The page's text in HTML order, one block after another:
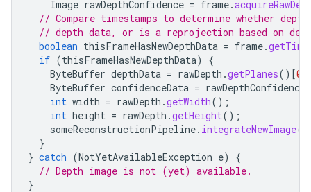
Image rawDepthConfidence = frame.
// Compare timestamps to determine whether
// depth data, or is a reprojection based on
boolean thisFrameHasNewDepthData = frame.
if (thisFrameHasNewDepthData)
{
ByteBuffer depthData = rawDepth .getPlanes() [0
ByteBuffer confidenceData = rawDepthConfidence
int width = rawDepth .getWidth();
int height = rawDepth .getHeight();
someReconstructionPipeline. integrateNewImage(
}
} catch (NotYetAvailableException e)
{
// Depth image is not (yet) available.
}